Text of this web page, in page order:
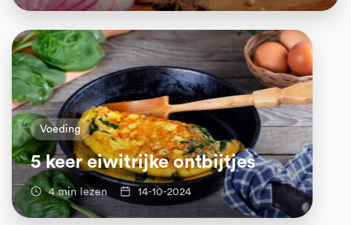
Voeding
5 keer eiwitrijke ontbijtjes
4 min lezen 14-10-2024